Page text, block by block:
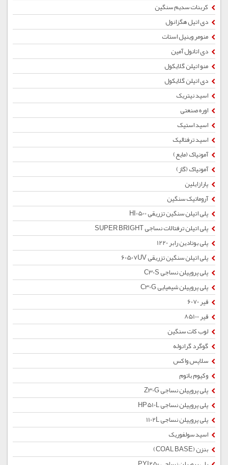
کربنات سدیم سنگین
دی اتیل هگزانول
منومر وینیل استات
دی اتانول آمین
منو اتیلن گلایکول
دی اتیلن گلایکول
اسید نیتریک
اوره صنعتی
اسید استیک
اسید ترفتالیک
آمونیاک (مایع)
آمونیاک (گاز)
پارازایلین
آروماتیک سنگین
پلی اتیلن سنگین تزریقی HI0500
پلی اتیلن ترفتالات نساجی SUPER BRIGHT
پلی بوتادین رابر 1220
پلی اتیلن سنگین تزریقی 60507UV
پلی پروپیلن نساجی C30S
پلی پروپیلن شیمیایی C30G
قیر 6070
قیر 85100
لوب کات سنگین
گوگرد گرانوله
سلاپس واکس
وکیوم باتوم
پلی پروپیلن نساجی Z30G
پلی پروپیلن نساجی HP510L
پلی پروپیلن نساجی 1102L
اسید سولفوریک
بنزن (COAL BASE)